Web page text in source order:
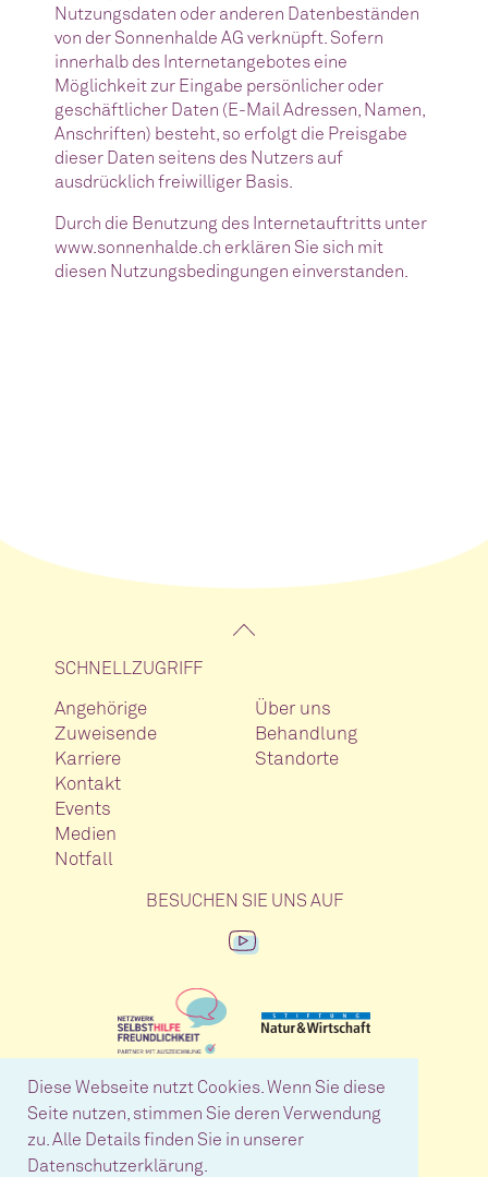
Diese Webseite nutzt Cookies. Wenn Sie diese
Seite nutzen, stimmen Sie deren Verwendung
zu. Alle Details finden Sie in unserer
Datenschutzerklärung.
Nutzungsdaten oder anderen Datenbeständen
von der Sonnenhalde AG verknüpft. Sofern
innerhalb des Internetangebotes eine
Möglichkeit zur Eingabe persönlicher oder
geschäftlicher Daten (E-Mail Adressen, Namen,
Anschriften) besteht, so erfolgt die Preisgabe
dieser Daten seitens des Nutzers auf
ausdrücklich freiwilliger Basis.
Durch die Benutzung des Internetauftritts unter
www.sonnenhalde.ch erklären Sie sich mit
diesen Nutzungsbedingungen einverstanden.
SCHNELLZUGRIFF
Angehörige
Zuweisende
Karriere
Kontakt
Events
Medien
Notfall
Über uns
Behandlung
Standorte
BESUCHEN SIE UNS AUF